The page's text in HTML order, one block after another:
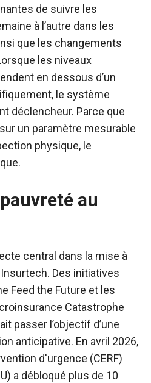
de suivre les
à l’autre dans les
que les changements
les niveaux
en dessous d’un
le système
déclencheur. Parce que
un paramètre mesurable
physique, le
au
central dans la mise à
Des initiatives
Feed the Future et les
Catastrophe
passer l’objectif d’une
anticipative. En avril 2026,
d'urgence (CERF)
a débloqué plus de 10